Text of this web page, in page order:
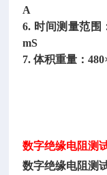
A
6. 时间测量范围
mS
7. 体积重量：
数字绝缘电阻测
数字绝缘电阻测